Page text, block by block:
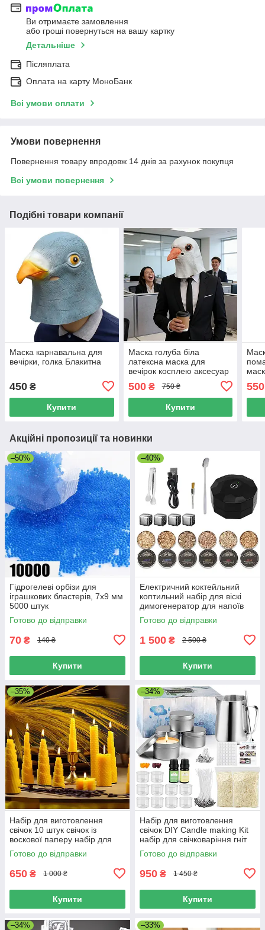
Ви отримаєте замовлення
або гроші повернуться на вашу картку
Детальніше
Післяплата
Оплата на карту МоноБанк
Всі умови оплати
Умови повернення
Повернення товару впродовж 14 днів за рахунок покупця
Всі умови повернення
Подібні товари компанії
Маска карнавальна для
вечірки, голка Блакитна
450 ₴
Купити
Маска голуба біла
латексна маска для
вечірок косплею аксесуар
для вечірок та карнавалів
500₴ 750 ₴
Купити
550
Акційні пропозиції та новинки
–50%
Гідрогелеві орбізи для
іграшкових бластерів, 7х9 мм
5000 штук
Готово до відправки
70 ₴ 140 ₴
Купити
–40%
Електричний коктейльний
коптильний набір для віскі
димогенератор для напоїв
смокер для копчення з
деревною стружкою
Готово до відправки
1 500 ₴ 2 500 ₴
Купити
–35%
Набір для виготовлення
свічок 10 штук свічок із
воскової паперу набір для
створення свічок із гнітом
подарунковий набір
Готово до відправки
650 ₴ 1 000 ₴
Купити
–34%
Набір для виготовлення
свічок DIY Candle making Kit
набір для свічковаріння гніт
для свічок
Готово до відправки
950 ₴ 1 450 ₴
Купити
–34% –33%